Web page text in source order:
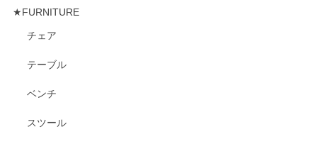
★FURNITURE
チェア
テーブル
ベンチ
スツール